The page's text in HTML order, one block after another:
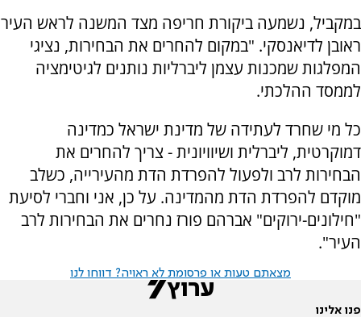
במקביל, נשמעה ביקורת חריפה מצד המשנה לראש העיר
ראובן לדיאנסקי. "במקום להחרים את הבחירות, נציגי
המפלגות שמכנות עצמן ליברליות נותנים לגיטימציה
לממסד ההלכתי.
כל מי שחרד לעתידה של מדינת ישראל כמדינה
דמוקרטית, ליברלית ושיוויונית - צריך להחרים את
הבחירות לרב ולפעול להפרדת הדת מהעירייה, כשלב
מוקדם להפרדת הדת מהמדינה. על כן, אני וחברי לסיעת
"חילונים-ירוקים" אברהם פורז נחרים את הבחירות לרב
העיר".
מצאתם טעות או פרסומת לא ראויה? דווחו לנו
פנו אלינו